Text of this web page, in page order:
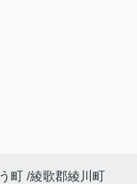
町 綾歌郡綾川町